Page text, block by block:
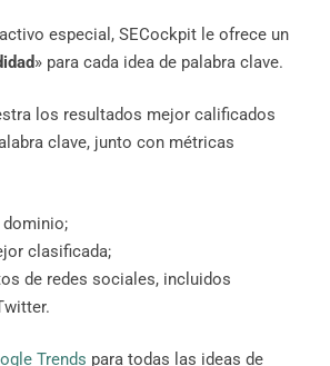
especial, SECockpit le ofrece un
» para cada idea de palabra clave.
los resultados mejor calificados
clave, junto con métricas
clasificada;
de redes sociales, incluidos
Trends para todas las ideas de